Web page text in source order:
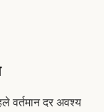
वर्तमान दर अवश्य